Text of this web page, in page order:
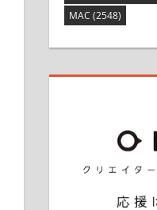
MAC (2548)